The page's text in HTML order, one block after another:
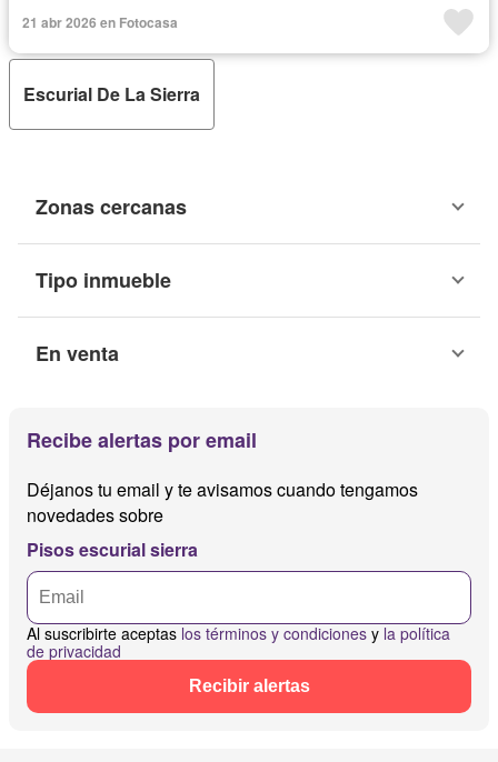
21 abr 2026 en Fotocasa
Escurial De La Sierra
Zonas cercanas
Tipo inmueble
En venta
Recibe alertas por email
Déjanos tu email y te avisamos cuando tengamos
novedades sobre
Pisos escurial sierra
Al suscribirte aceptas los términos y condiciones y la política
de privacidad
Recibir alertas